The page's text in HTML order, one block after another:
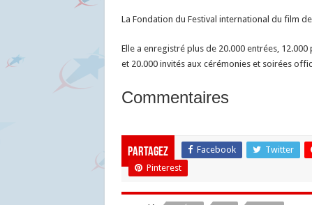
La Fondation du Festival international du film
Elle a enregistré plus de 20.000 entrées, 12.000
et 20.000 invités aux cérémonies et soirées
Commentaires
Partagez Facebook Twitter
Pinterest